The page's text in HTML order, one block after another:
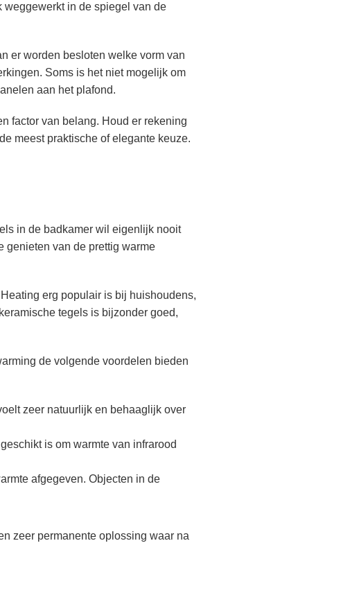
in de spiegel van de
er worden besloten welke vorm van
Soms is het niet mogelijk om
aan het plafond.
factor van belang. Houd er rekening
meest praktische of elegante keuze.
in de badkamer wil eigenlijk nooit
genieten van de prettig warme
erg populair is bij huishoudens,
tegels is bijzonder goed,
de volgende voordelen bieden
zeer natuurlijk en behaaglijk over
is om warmte van infrarood
afgegeven. Objecten in de
zeer permanente oplossing waar na